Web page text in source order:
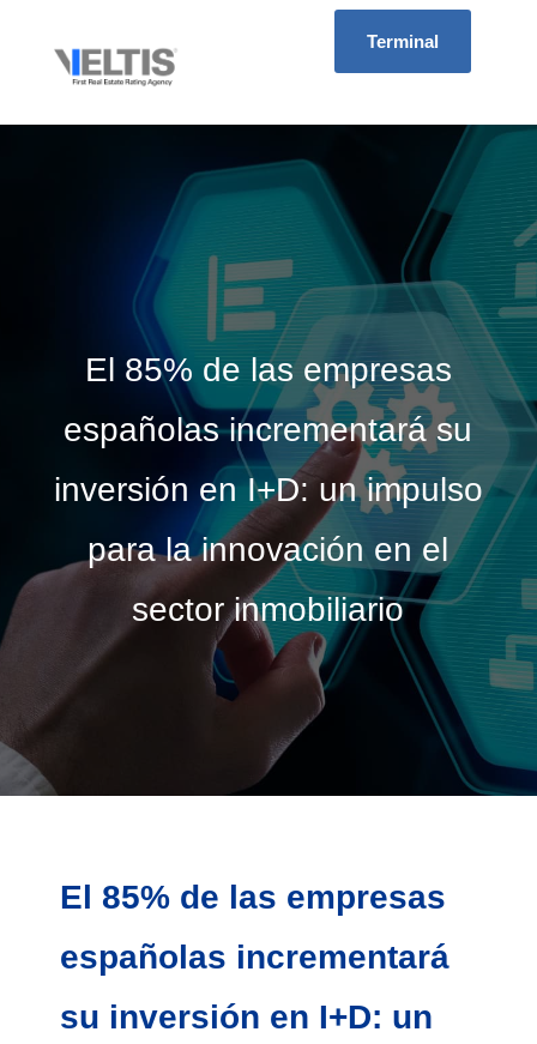
Terminal
El 85% de las empresas
españolas incrementará su
inversión en I+D: un impulso
para la innovación en el
sector inmobiliario
El 85% de las empresas
españolas incrementará
su inversión en I+D: un